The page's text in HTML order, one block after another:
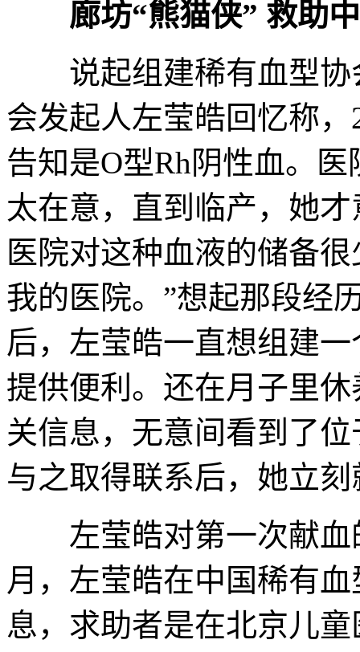
廊坊“熊猫侠” 救助
说起组建稀有血型协
会发起人左莹皓回忆称
告知是O型Rh阴性血。
太在意，直到临产，她
医院对这种血液的储备
我的医院。”想起那段经
后，左莹皓一直想组建
提供便利。还在月子里
关信息，无意间看到了
与之取得联系后，她立
左莹皓对第一次献血
月，左莹皓在中国稀有
息，求助者是在北京儿